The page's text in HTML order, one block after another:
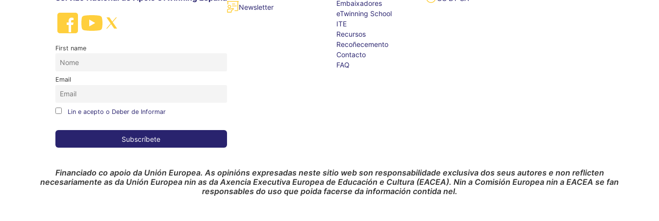
First name
Email
Lin e acepto o Deber de Informar
Newsletter
Embaixadores
eTwinning School
ITE
Recursos
Recoñecemento
Contacto
FAQ
Financiado co apoio da Unión Europea. As opinións expresadas neste sitio web son responsabilidade exclusiva dos seus autores e non reflicten
necesariamente as da Unión Europea nin as da Axencia Executiva Europea de Educación e Cultura (EACEA). Nin a Comisión Europea nin a EACEA se fan
responsables do uso que poida facerse da información contida nel.